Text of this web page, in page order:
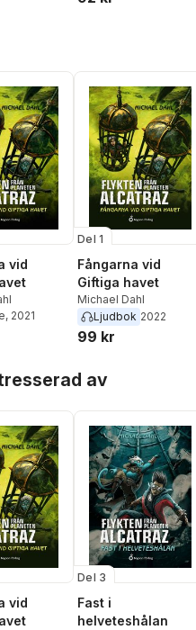
vid
, 2021
Del 1
Fångarna vid
Giftiga havet
Michael Dahl
Ljudbok 2022
99 kr
av
vid
Del 3
Fast i
helveteshålan